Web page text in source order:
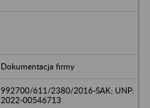
Dokumentacja firmy
992700/611/2380/2016-SAK; UNP:
2022-00546713